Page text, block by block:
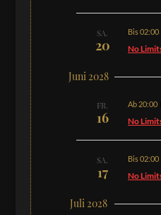
SA.
20
Bis 02:00
No
Juni 2028
FR.
16
Ab 20:00
No
SA.
17
Bis 02:00
No
Juli 2028